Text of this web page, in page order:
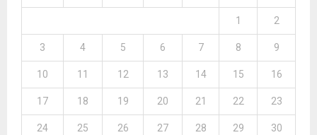
1 2
3 4 5 6 7 8 9
10 11 12 13 14 15 16
17 18 19 20 21 22 23
24 25 26 27 28 29 30